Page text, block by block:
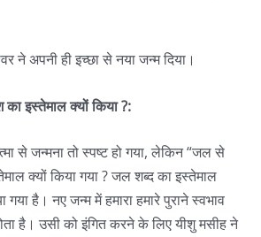
ने अपनी ही इच्छा से नया जन्म दिया।
इस्तेमाल क्यों किया ?:
से जन्मना तो स्पष्ट हो गया, लेकिन “जल से
क्यों किया गया ? जल शब्द का इस्तेमाल
है। नए जन्म में हमारा हमारे पुराने स्वभाव
है। उसी को इंगित करने के लिए यीशु मसीह ने